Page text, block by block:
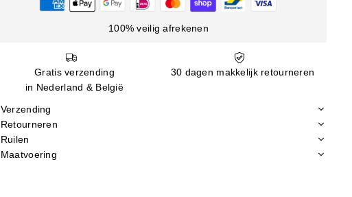
100% veilig afrekenen
Gratis verzending
in Nederland & België
30 dagen makkelijk retourneren
Verzending
Retourneren
Ruilen
Maatvoering